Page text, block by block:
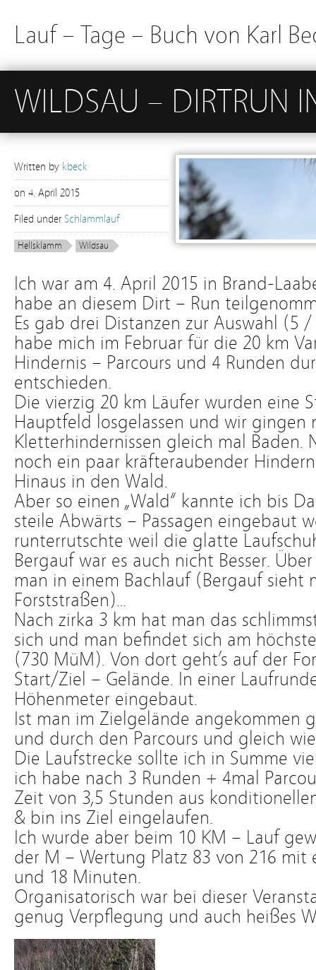
Lauf – Tage – Buch von Karl
WILDSAU – DIRTRUN
Written by kbeck
on 4. April 2015
Filed under Schlammlauf
Hellsklamm Wildsau
Ich war am 4. April 2015 in Brand-
habe an diesem Dirt – Run
Es gab drei Distanzen zur Auswahl (5
habe mich im Februar für die 20 km
Hindernis – Parcours und 4 Runden
entschieden.
Die vierzig 20 km Läufer wurden eine
Hauptfeld losgelassen und wir gingen
Kletterhindernissen gleich mal Baden.
noch ein paar kräfteraubender
Hinaus in den Wald.
Aber so einen „Wald“ kannte ich bis
steile Abwärts – Passagen eingebaut
runterrutschte weil die glatte
Bergauf war es auch nicht Besser.
man in einem Bachlauf (Bergauf sieht
Forststraßen)…
Nach zirka 3 km hat man das
sich und man befindet sich am
(730 MüM). Von dort geht’s auf der
Start/Ziel – Gelände. In einer
Höhenmeter eingebaut.
Ist man im Zielgelände angekommen
und durch den Parcours und gleich
Die Laufstrecke sollte ich in Summe
ich habe nach 3 Runden + 4mal
Zeit von 3,5 Stunden aus
& bin ins Ziel eingelaufen.
Ich wurde aber beim 10 KM – Lauf
der M – Wertung Platz 83 von 216 mit
und 18 Minuten.
Organisatorisch war bei dieser
genug Verpflegung und auch heißes